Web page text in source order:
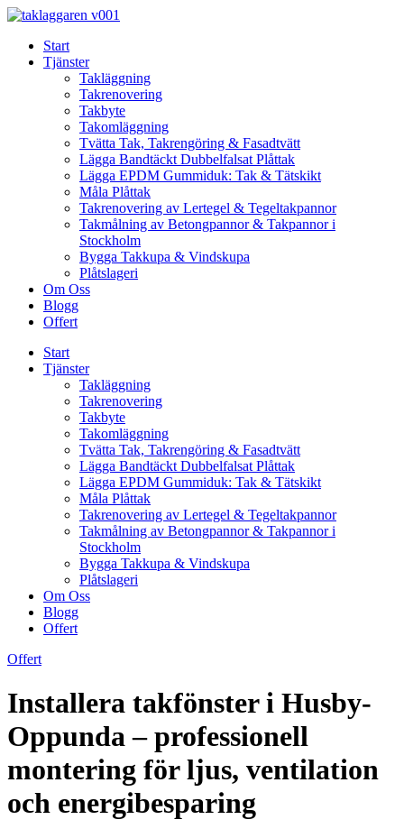
Skip
contentStart
Tjänster
Takläggning
Takrenovering
Takbyte
Takomläggning
Tvätta Tak, Takrengöring & Fasadtvätt
Lägga Bandtäckt Dubbelfalsat Plåttak
Lägga EPDM Gummiduk: Tak & Tätskikt
Måla Plåttak
Takrenovering av Lertegel & Tegeltakpannor
Takmålning av Betongpannor & Takpannor i
Stockholm
Bygga Takkupa & Vindskupa
Plåtslageri
Om Oss
Blogg
Offert
Start
Tjänster
Takläggning
Takrenovering
Takbyte
Takomläggning
Tvätta Tak, Takrengöring & Fasadtvätt
Lägga Bandtäckt Dubbelfalsat Plåttak
Lägga EPDM Gummiduk: Tak & Tätskikt
Måla Plåttak
Takrenovering av Lertegel & Tegeltakpannor
Takmålning av Betongpannor & Takpannor i
Stockholm
Bygga Takkupa & Vindskupa
Plåtslageri
Om Oss
Blogg
Offert
Offert
Installera takfönster i Husby-
Oppunda – professionell
montering för ljus, ventilation
och energibesparing